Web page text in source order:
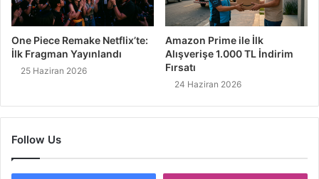
One Piece Remake Netflix’te:
İlk Fragman Yayınlandı
25 Haziran 2026
Amazon Prime ile İlk
Alışverişe 1.000 TL İndirim
Fırsatı
24 Haziran 2026
Follow Us